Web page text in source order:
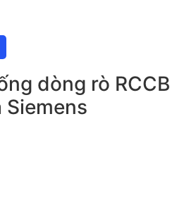
dòng rò RCCB
Siemens